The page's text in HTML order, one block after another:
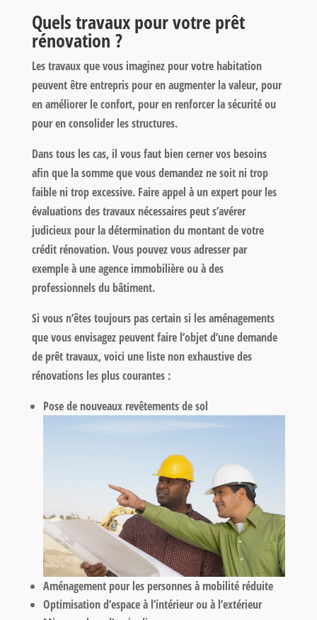
Quels travaux pour votre prêt
rénovation ?
Les travaux que vous imaginez pour votre habitation
peuvent être entrepris pour en augmenter la valeur, pour
en améliorer le confort, pour en renforcer la sécurité ou
pour en consolider les structures.
Dans tous les cas, il vous faut bien cerner vos besoins
afin que la somme que vous demandez ne soit ni trop
faible ni trop excessive. Faire appel à un expert pour les
évaluations des travaux nécessaires peut s’avérer
judicieux pour la détermination du montant de votre
crédit rénovation. Vous pouvez vous adresser par
exemple à une agence immobilière ou à des
professionnels du bâtiment.
Si vous n’êtes toujours pas certain si les aménagements
que vous envisagez peuvent faire l’objet d’une demande
de prêt travaux, voici une liste non exhaustive des
rénovations les plus courantes :
Pose de nouveaux revêtements de sol
Aménagement pour les personnes à mobilité réduite
Optimisation d’espace à l’intérieur ou à l’extérieur